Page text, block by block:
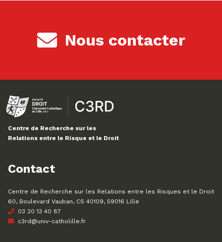
Nous contacter
Centre de Recherche sur les
Relations entre le Risque et le Droit
Contact
Centre de Recherche sur les Relations entre les Risques et le Droit
60, Boulevard Vauban, CS 40109, 59016 Lille
03 20 13 40 87
c3rd@univ-catholille.fr